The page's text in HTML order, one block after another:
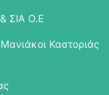
ΣΙΑ Ο.Ε
Καστοριάς